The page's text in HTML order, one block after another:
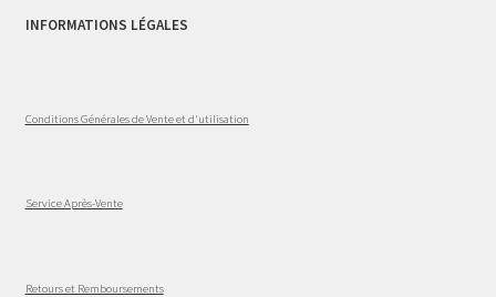
INFORMATIONS LÉGALES
Conditions Générales de Vente et d'utilisation
Service Après-Vente
Retours et Remboursements